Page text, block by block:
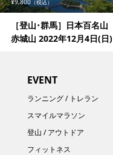
（税込）
［登山･群馬］日本百名山
赤城山 2022年12月4日(日)
EVENT
ランニング / トレラン
スマイルマラソン
登山 / アウトドア
フィットネス